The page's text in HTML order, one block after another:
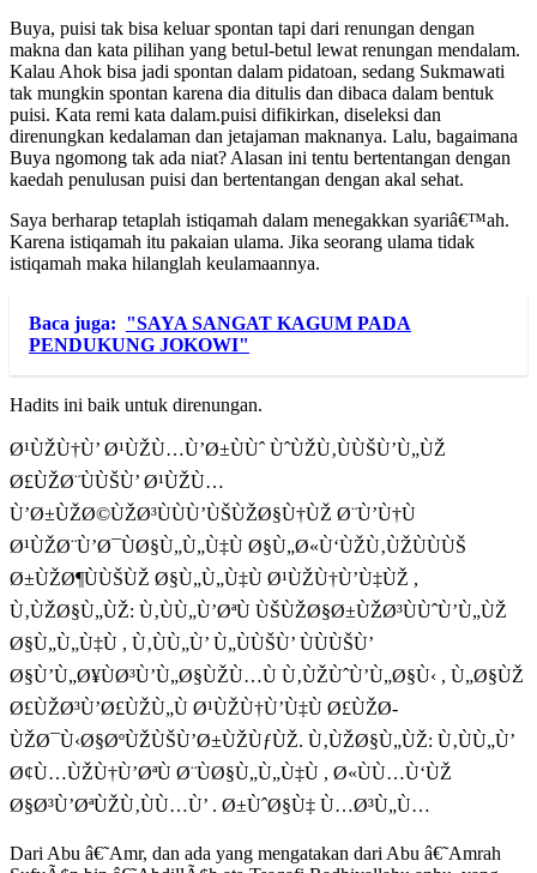
Buya, puisi tak bisa keluar spontan tapi dari renungan dengan
makna dan kata pilihan yang betul-betul lewat renungan mendalam.
Kalau Ahok bisa jadi spontan dalam pidatoan, sedang Sukmawati
tak mungkin spontan karena dia ditulis dan dibaca dalam bentuk
puisi. Kata remi kata dalam.puisi difikirkan, diseleksi dan
direnungkan kedalaman dan jetajaman maknanya. Lalu, bagaimana
Buya ngomong tak ada niat? Alasan ini tentu bertentangan dengan
kaedah penulusan puisi dan bertentangan dengan akal sehat.
Saya berharap tetaplah istiqamah dalam menegakkan syariâ€™ah.
Karena istiqamah itu pakaian ulama. Jika seorang ulama tidak
istiqamah maka hilanglah keulamaannya.
Baca juga: "SAYA SANGAT KAGUM PADA
PENDUKUNG JOKOWI"
Hadits ini baik untuk direnungan.
Ø¹ÙŽÙ†Ù’ Ø¹ÙŽÙ…Ù’Ø±ÙÙˆ ÙˆÙŽÙ‚ÙÙŠÙ’Ù„ÙŽ
Ø£ÙŽØ¨ÙÙŠÙ’ Ø¹ÙŽÙ…
Ù’Ø±ÙŽØ©ÙŽØ³ÙÙÙ’ÙŠÙŽØ§Ù†ÙŽ Ø¨Ù’Ù†Ù
Ø¹ÙŽØ¨Ù’Ø¯ÙØ§Ù„Ù„Ù‡Ù Ø§Ù„Ø«Ù‘ÙŽÙ‚ÙŽÙÙÙŠ
Ø±ÙŽØ¶ÙÙŠÙŽ Ø§Ù„Ù„Ù‡Ù Ø¹ÙŽÙ†Ù’Ù‡ÙŽ ,
Ù‚ÙŽØ§Ù„ÙŽ: Ù‚ÙÙ„Ù’ØªÙ ÙŠÙŽØ§Ø±ÙŽØ³ÙÙˆÙ’Ù„ÙŽ
Ø§Ù„Ù„Ù‡Ù , Ù‚ÙÙ„Ù’ Ù„ÙÙŠÙ’ ÙÙÙŠÙ’
Ø§Ù’Ù„Ø¥ÙØ³Ù’Ù„Ø§ÙŽÙ…Ù Ù‚ÙŽÙˆÙ’Ù„Ø§Ù‹ , Ù„Ø§ÙŽ
Ø£ÙŽØ³Ù’Ø£ÙŽÙ„Ù Ø¹ÙŽÙ†Ù’Ù‡Ù Ø£ÙŽØ­
ÙŽØ¯Ù‹Ø§ØºÙŽÙŠÙ’Ø±ÙŽÙƒÙŽ. Ù‚ÙŽØ§Ù„ÙŽ: Ù‚ÙÙ„Ù’
Ø¢Ù…ÙŽÙ†Ù’ØªÙ Ø¨ÙØ§Ù„Ù„Ù‡Ù , Ø«ÙÙ…Ù‘ÙŽ
Ø§Ø³Ù’ØªÙŽÙ‚ÙÙ…Ù’ . Ø±ÙˆØ§Ù‡ Ù…Ø³Ù„Ù…
Dari Abu â€˜Amr, dan ada yang mengatakan dari Abu â€˜Amrah